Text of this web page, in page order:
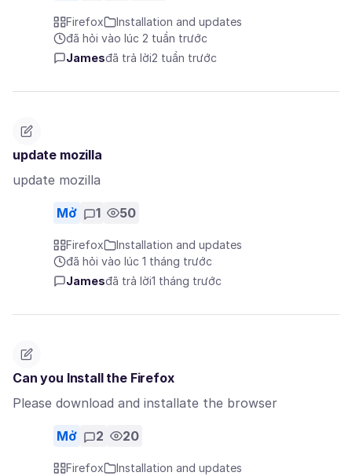
Firefox
Installation and updates
đã hỏi vào lúc 2 tuần trước
Jamesđã trả lời2 tuần trước
update mozilla
update mozilla
Mở 1 50
Firefox
Installation and updates
đã hỏi vào lúc 1 tháng trước
Jamesđã trả lời1 tháng trước
Can you Install the Firefox
Please download and installate the browser
Mở 2 20
Firefox
Installation and updates